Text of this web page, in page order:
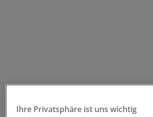
Ihre Privatsphäre ist uns wichtig